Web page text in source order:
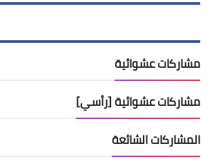
مشاركات عشوائية
مشاركات عشوائية [رأسي]
المشاركات الشائعة